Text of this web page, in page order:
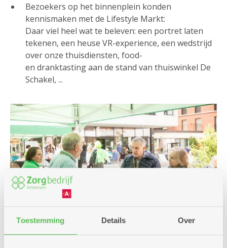
Toestemming Details Over
Bezoekers op het binnenplein konden
kennismaken met de Lifestyle Markt:
Daar viel heel wat te beleven: een portret laten
tekenen, een heuse VR-experience, een wedstrijd
over onze thuisdiensten, food-
en dranktasting aan de stand van thuiswinkel De
Schakel, ...